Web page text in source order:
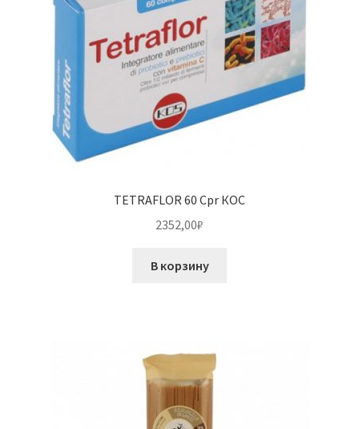
TETRAFLOR 60 Cpr КОС
2352,00₽
В корзину